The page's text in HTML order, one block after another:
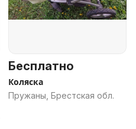
Бесплатно
Коляска
Пружаны, Брестская обл.